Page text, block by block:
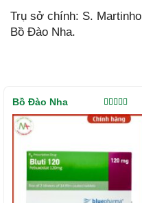
Trụ sở chính: S.
Bồ Đào Nha.
Được xếp
hạng5.00
Bồ Đào Nha